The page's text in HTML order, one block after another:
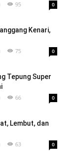
95 0
Kenari,
75 0
Tepung Super
66 0
Lembut, dan
63 0